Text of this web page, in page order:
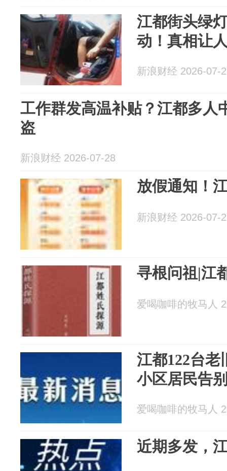
江都街头绿
动！真相让
新浪财经 2026-07-
工作群发高温补贴？江都多人
盗
新浪财经 2026-07-28
放假通知！
新浪财经 2026-07-
寻根问祖|江
爱喝咖啡的牧马人
江都122台老
小区居民告
爱喝咖啡的牧马人
近期多发，